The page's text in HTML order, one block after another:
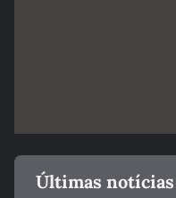
Últimas notícias